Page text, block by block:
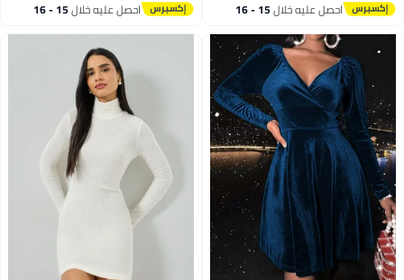
احصل عليه خلال 15 - 16 أقل سعر في السنة
احصل عليه خلال 15 - 16